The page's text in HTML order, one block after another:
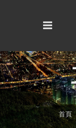
首頁